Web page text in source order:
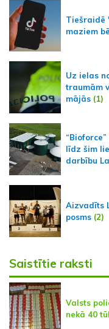
Tiešraidē
maziem
Uz ielas
traumām
mājās (1)
līdz šim
darbību
Aizvadīts
posms (2)
Saistītie raksti
Valsts
nekā 40